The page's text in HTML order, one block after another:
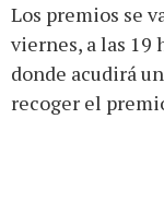
Los premios se
viernes, a las 19
donde acudirá
recoger el